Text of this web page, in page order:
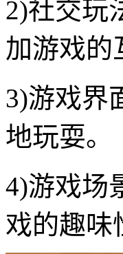
2)社交玩
加游戏的
3)游戏界
地玩耍。
4)游戏场
戏的趣味